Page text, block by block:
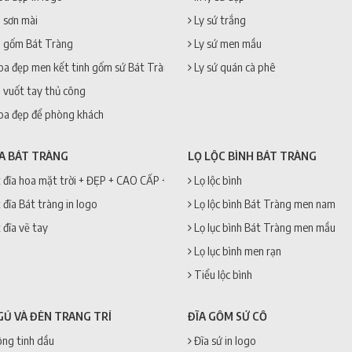
mài
gốm Bát Tràng
đẹp men kết tinh gốm sứ Bát Tràng
vuốt tay thủ công
đẹp để phòng khách
Ly sứ trắng
Ly sứ men mầu
Ly sứ quán cà phê
BÁT TRÀNG
hoa mặt trời + ĐẸP + CAO CẤP + GIÁ RẺ
Bát tràng in logo
vẽ tay
LỌ LỘC BÌNH BÁT TRÀNG
Lọ lộc bình
Lọ lộc bình Bát Tràng men nam
Lọ lục bình Bát Tràng men mầu
Lọ lục bình men rạn
Tiểu lộc bình
VÀ ĐÈN TRANG TRÍ
tinh dầu
ĐĨA GỐM SỨ CỔ
Đĩa sứ in logo